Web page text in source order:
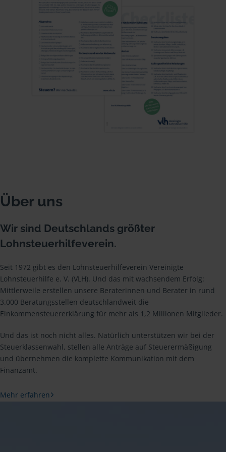
Über uns
Wir sind Deutschlands größter
Lohnsteuerhilfeverein.
Seit 1972 gibt es den Lohnsteuerhilfeverein Vereinigte
Lohnsteuerhilfe e. V. (VLH). Und das mit wachsendem Erfolg:
Mittlerweile erstellen unsere Beraterinnen und Berater in rund
3.000 Beratungsstellen deutschlandweit die
Einkommensteuererklärung für mehr als 1,2 Millionen Mitglieder.
Und das ist noch nicht alles. Natürlich unterstützen wir bei der
Steuerklassenwahl, stellen alle Anträge auf Steuerermäßigung
und übernehmen die komplette Kommunikation mit dem
Finanzamt.
Mehr erfahren